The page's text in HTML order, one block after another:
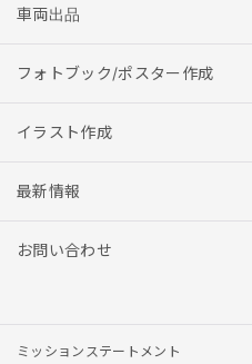
車両出品
フォトブック/ポスター作成
イラスト作成
最新情報
お問い合わせ
ミッションステートメント